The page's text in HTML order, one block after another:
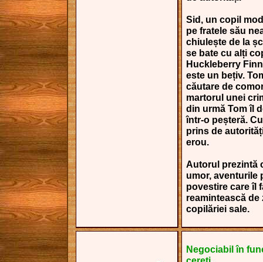
Sid, un copil
pe fratele său
chiulește de la
se bate cu alți
Huckleberry
este un bețiv.
căutare de
martorul unei
din urmă Tom îl
într-o peșteră.
prins de
erou.
Autorul prezintă
umor, aventurile
povestire care îl
reamintească de
copilăriei sale.
Negociabil în